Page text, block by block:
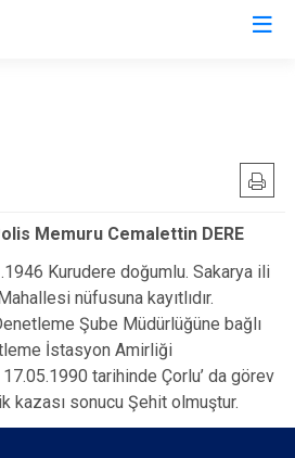
Memuru Cemalettin DERE
Kurudere doğumlu. Sakarya ili
nüfusuna kayıtlıdır.
Şube Müdürlüğüne bağlı
İstasyon Amirliği
tarihinde Çorlu’ da görev
kazası sonucu Şehit olmuştur.